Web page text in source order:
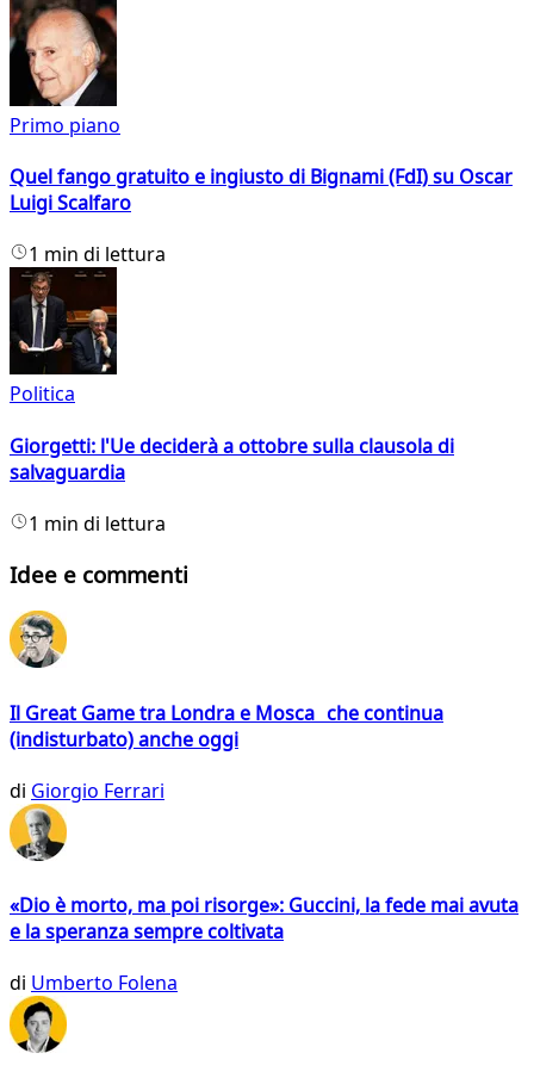
Primo piano
Quel fango gratuito e ingiusto di Bignami (FdI) su Oscar
Luigi Scalfaro
1 min di lettura
Politica
Giorgetti: l'Ue deciderà a ottobre sulla clausola di
salvaguardia
1 min di lettura
Idee e commenti
Il Great Game tra Londra e Mosca che continua
(indisturbato) anche oggi
di Giorgio Ferrari
«Dio è morto, ma poi risorge»: Guccini, la fede mai avuta
e la speranza sempre coltivata
di Umberto Folena